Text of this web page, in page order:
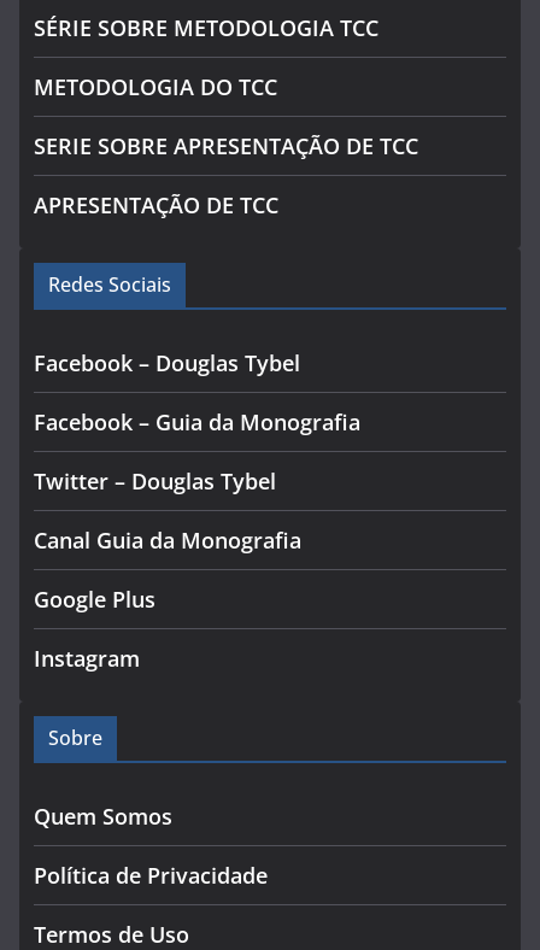
SÉRIE SOBRE METODOLOGIA TCC
METODOLOGIA DO TCC
SERIE SOBRE APRESENTAÇÃO DE TCC
APRESENTAÇÃO DE TCC
Redes Sociais
Facebook – Douglas Tybel
Facebook – Guia da Monografia
Twitter – Douglas Tybel
Canal Guia da Monografia
Google Plus
Instagram
Sobre
Quem Somos
Política de Privacidade
Termos de Uso